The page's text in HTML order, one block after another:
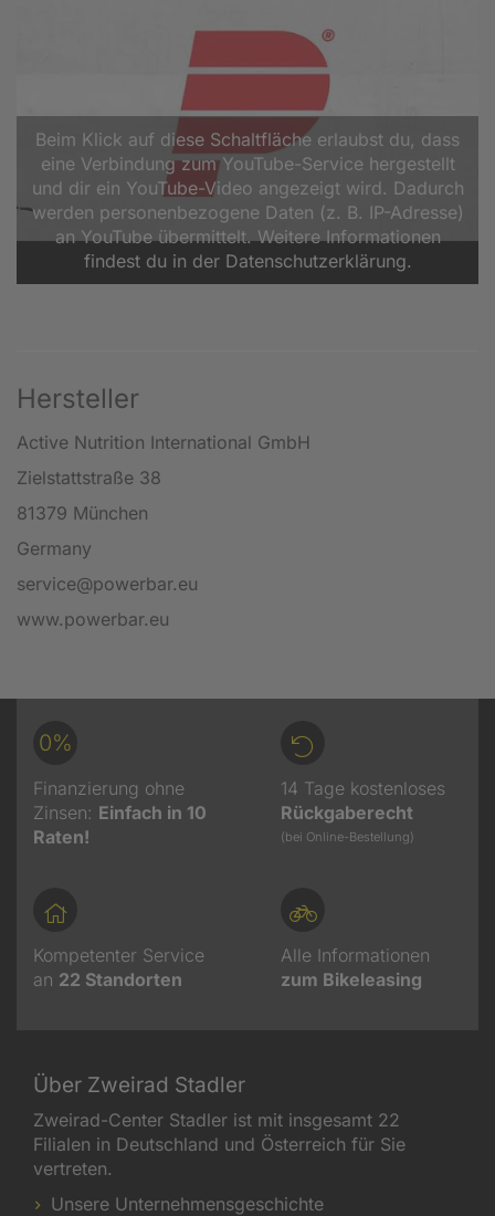
Beim Klick auf diese Schaltfläche erlaubst du, dass
eine Verbindung zum YouTube-Service hergestellt
und dir ein YouTube-Video angezeigt wird. Dadurch
werden personenbezogene Daten (z. B. IP-Adresse)
an YouTube übermittelt. Weitere Informationen
findest du in der Datenschutzerklärung.
Hersteller
Active Nutrition International GmbH
Zielstattstraße 38
81379 München
Germany
service@powerbar.eu
www.powerbar.eu
0%
Finanzierung ohne
Zinsen: Einfach in 10
Raten!
14 Tage kostenloses
Rückgaberecht
(bei Online-Bestellung)
Kompetenter Service
an 22 Standorten
Alle Informationen
zum Bikeleasing
Über Zweirad Stadler
Zweirad-Center Stadler ist mit insgesamt 22
Filialen in Deutschland und Österreich für Sie
vertreten.
Unsere Unternehmensgeschichte